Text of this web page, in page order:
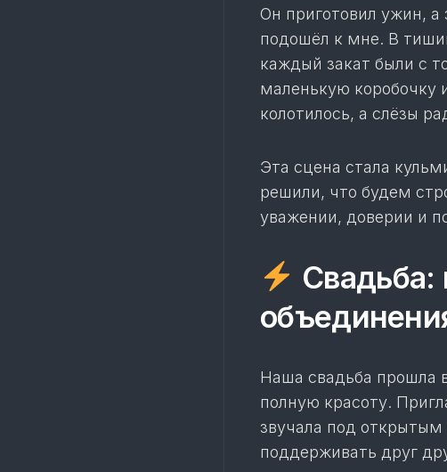
Он приготовил ужин, а
подошёл к мне. В
каждый закат были с
маленькую коробочку
колотилось, а слёзы
Эта сцена стала
решили, что будем
уважении, доверии и
Свадьба:
Наша свадьба прошла
полную красоту.
звучала под
поддерживать друг